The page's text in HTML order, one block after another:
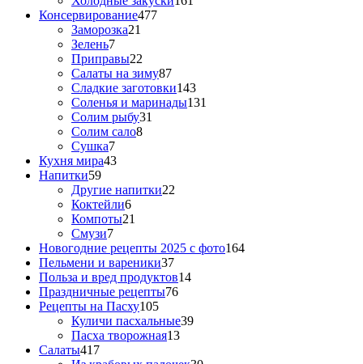
Консервирование477
Заморозка21
Зелень7
Приправы22
Салаты на зиму87
Сладкие заготовки143
Соленья и маринады131
Солим рыбу31
Солим сало8
Сушка7
Кухня мира43
Напитки59
Другие напитки22
Коктейли6
Компоты21
Смузи7
Новогодние рецепты 2025 с фото164
Пельмени и вареники37
Польза и вред продуктов14
Праздничные рецепты76
Рецепты на Пасху105
Куличи пасхальные39
Пасха творожная13
Салаты417